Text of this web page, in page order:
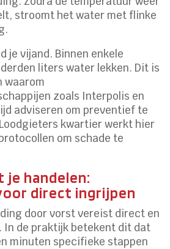
stroomt het water met flinke
je vijand. Binnen enkele
liters water lekken. Dit is
waarom
zoals Interpolis en
adviseren om preventief te
kwartier werkt hier
om schade te
je handelen:
direct ingrijpen
door vorst vereist direct en
In de praktijk betekent dit dat
minuten specifieke stappen